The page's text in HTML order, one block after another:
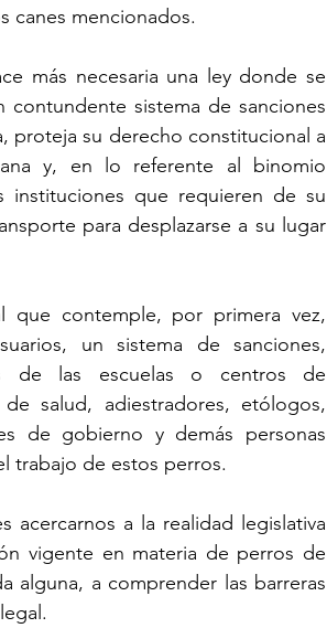
canes mencionados.
más necesaria una ley donde se
sistema de sanciones
proteja su derecho constitucional a
y, en lo referente al binomio
instituciones que requieren de su
para desplazarse a su lugar
que contemple, por primera vez,
un sistema de sanciones,
de las escuelas o centros de
salud, adiestradores, etólogos,
de gobierno y demás personas
trabajo de estos perros.
acercarnos a la realidad legislativa
vigente en materia de perros de
alguna, a comprender las barreras